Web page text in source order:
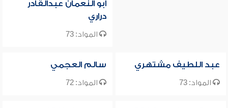
أبو النعمان عبدالقادر
دراري
المواد: 73
عبد اللطيف مشتهري
المواد: 73
سالم العجمي
المواد: 72